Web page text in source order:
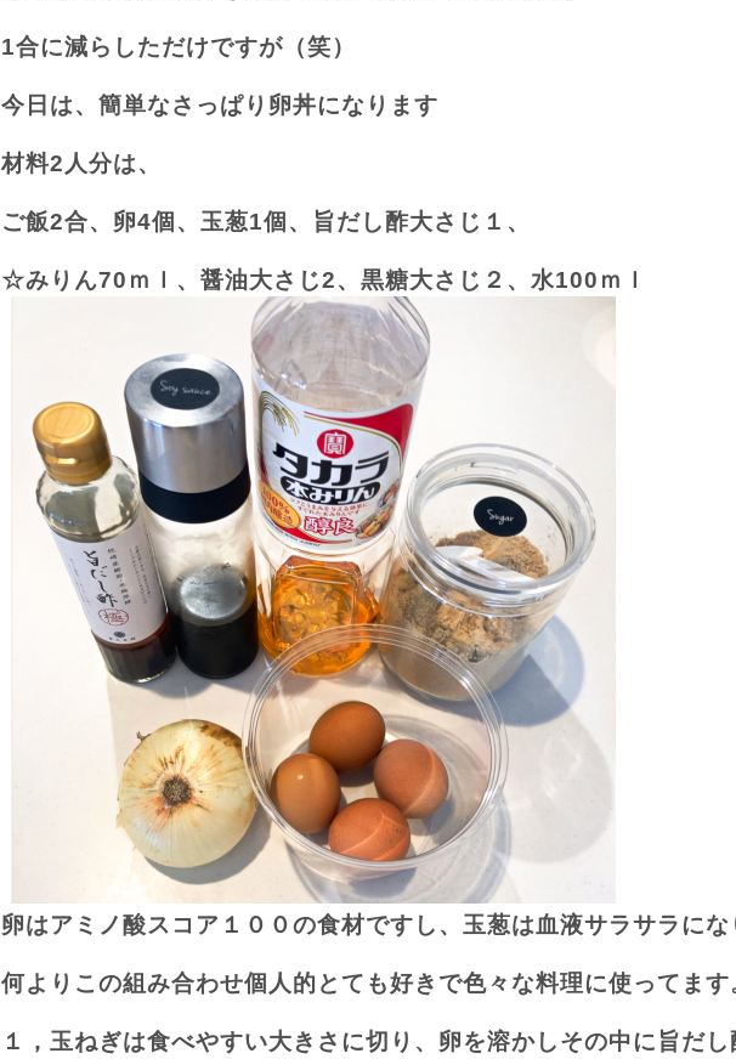
1合に減らしただけですが（笑）
今日は、簡単なさっぱり卵丼になります
材料2 人分は、
ご飯2合、卵4個、玉葱1個、旨だし酢大さじ１、
☆みりん70 ｍｌ、醤油大さじ2、黒糖大さじ２、水100 ｍｌ
卵はアミノ酸スコア１００の食材ですし、玉葱は血液サラサラにな
何よりこの組み合わせ個人的とても好きで色々な料理に使ってます
１，玉ねぎは食べやすい大きさに切り、卵を溶かしその中に旨だし